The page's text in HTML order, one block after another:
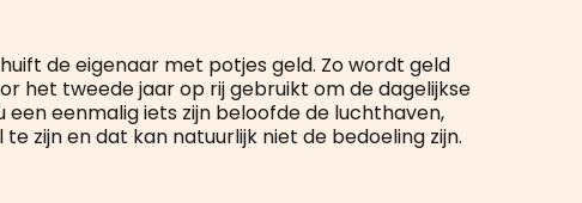
de eigenaar met potjes geld. Zo wordt geld
het tweede jaar op rij gebruikt om de dagelijkse
eenmalig iets zijn beloofde de luchthaven,
zijn en dat kan natuurlijk niet de bedoeling zijn.